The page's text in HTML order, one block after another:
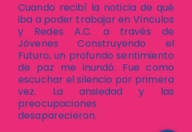
Cuando recibí la noticia de qué
iba a poder trabajar en Vínculos
y Redes A.C. a través de
Jóvenes Construyendo el
Futuro, un profundo sentimiento
de paz me inundó. Fue como
escuchar el silencio por primera
vez. La ansiedad y las
preocupaciones
desaparecieron.